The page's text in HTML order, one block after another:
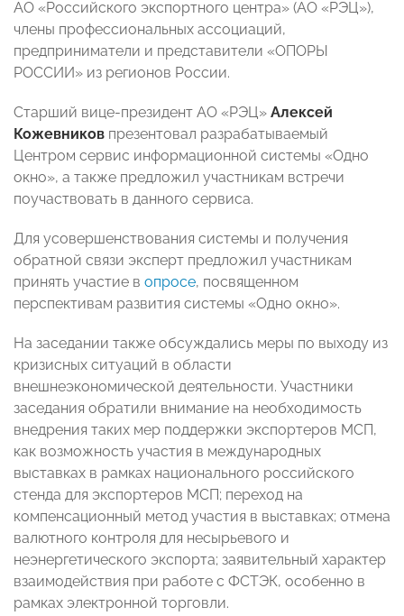
АО «Российского экспортного центра» (АО «РЭЦ»),
члены профессиональных ассоциаций,
предприниматели и представители «ОПОРЫ
РОССИИ» из регионов России.
Старший вице-президент АО «РЭЦ» Алексей
Кожевников презентовал разрабатываемый
Центром сервис информационной системы «Одно
окно», а также предложил участникам встречи
поучаствовать в данного сервиса.
Для усовершенствования системы и получения
обратной связи эксперт предложил участникам
принять участие в опросе, посвященном
перспективам развития системы «Одно окно».
На заседании также обсуждались меры по выходу из
кризисных ситуаций в области
внешнеэкономической деятельности. Участники
заседания обратили внимание на необходимость
внедрения таких мер поддержки экспортеров МСП,
как возможность участия в международных
выставках в рамках национального российского
стенда для экспортеров МСП; переход на
компенсационный метод участия в выставках; отмена
валютного контроля для несырьевого и
неэнергетического экспорта; заявительный характер
взаимодействия при работе с ФСТЭК, особенно в
рамках электронной торговли.